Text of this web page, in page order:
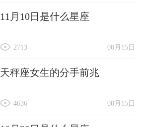
11月10日是什么星座
08月15日
2713
天秤座女生的分手前兆
08月15日
4636